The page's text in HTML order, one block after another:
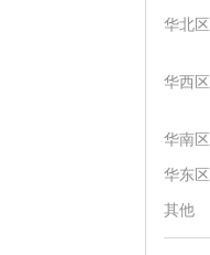
华北区
华西区
华南区
华东区
其他